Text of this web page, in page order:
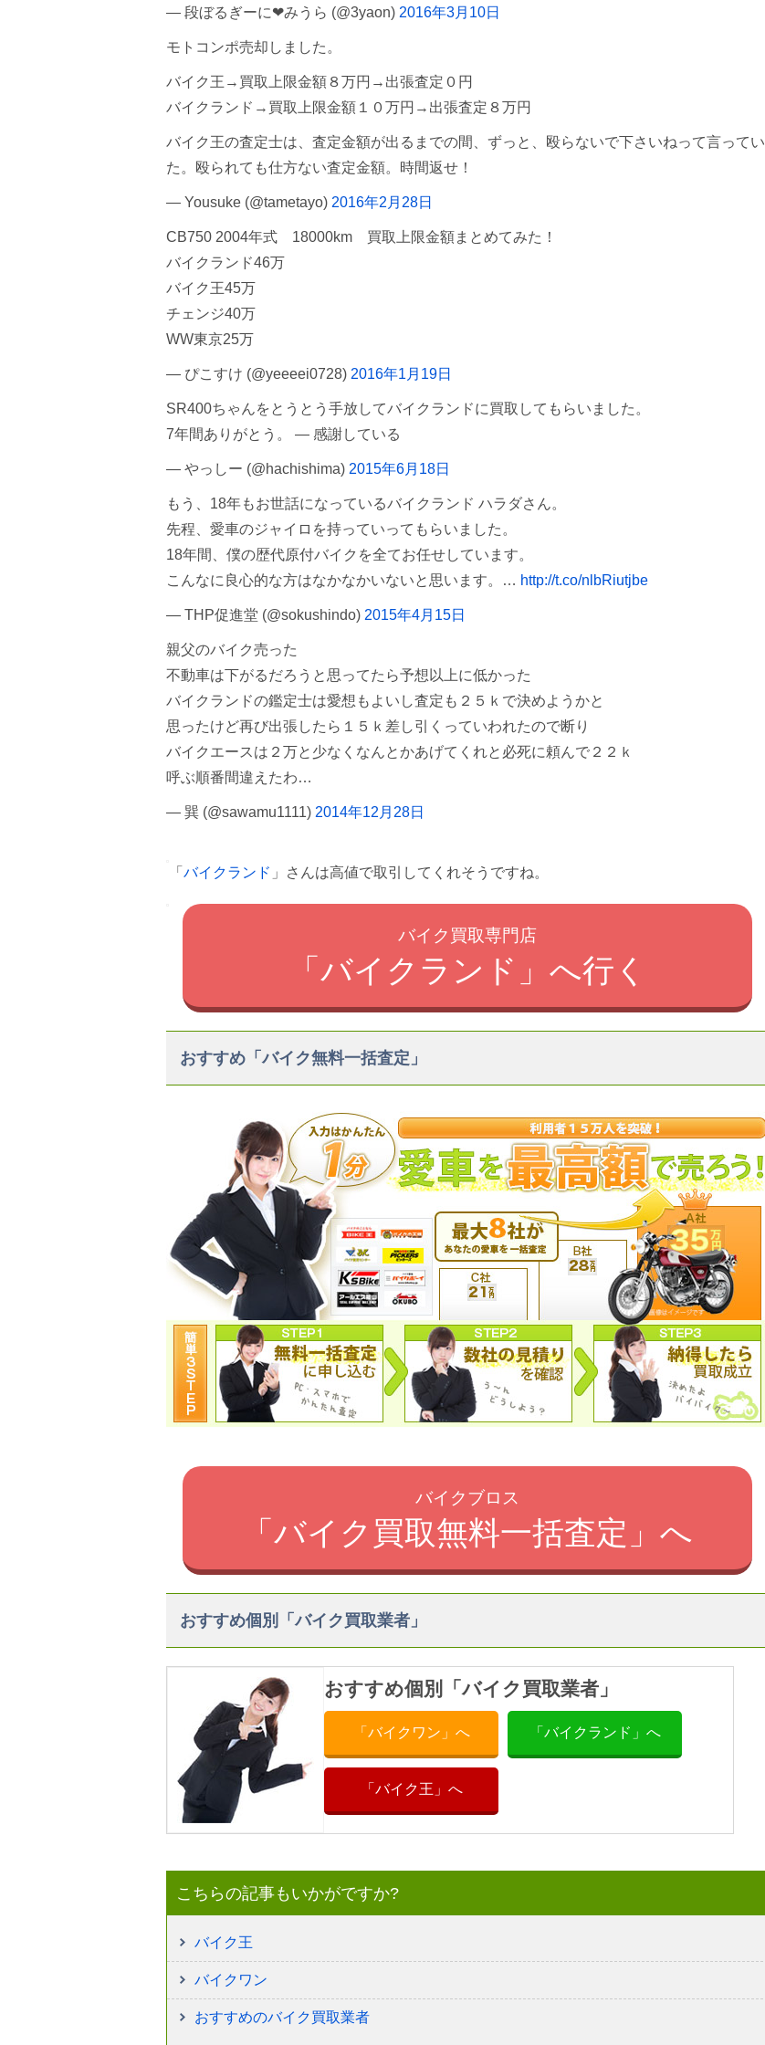
— 段ぼるぎーに❤︎みうら (@3yaon) 2016年3月10日
モトコンポ売却しました。
バイク王→買取上限金額８万円→出張査定０円
バイクランド→買取上限金額１０万円→出張査定８万円
バイク王の査定士は、査定金額が出るまでの間、ずっと、殴らないで下さいねって言ってい
た。殴られても仕方ない査定金額。時間返せ！
— Yousuke (@tametayo) 2016年2月28日
CB750 2004年式 18000km 買取上限金額まとめてみた！
バイクランド46万
バイク王45万
チェンジ40万
WW東京25万
— ぴこすけ (@yeeeei0728) 2016年1月19日
SR400ちゃんをとうとう手放してバイクランドに買取してもらいました。
7年間ありがとう。 — 感謝している
— やっしー (@hachishima) 2015年6月18日
もう、18年もお世話になっているバイクランド ハラダさん。
先程、愛車のジャイロを持っていってもらいました。
18年間、僕の歴代原付バイクを全てお任せしています。
こんなに良心的な方はなかなかいないと思います。… http://t.co/nlbRiutjbe
— THP促進堂 (@sokushindo) 2015年4月15日
親父のバイク売った
不動車は下がるだろうと思ってたら予想以上に低かった
バイクランドの鑑定士は愛想もよいし査定も２５ｋで決めようかと
思ったけど再び出張したら１５ｋ差し引くっていわれたので断り
バイクエースは２万と少なくなんとかあげてくれと必死に頼んで２２ｋ
呼ぶ順番間違えたわ…
— 巽 (@sawamu1111) 2014年12月28日
「 バイクランド 」さんは高値で取引してくれそうですね。
バイク買取専門店
「バイクランド」へ行く
おすすめ「バイク無料一括査定」
バイクブロス
「バイク買取無料一括査定」へ
おすすめ個別「バイク買取業者」
おすすめ個別「バイク買取業者」
「バイクワン」へ 「バイクランド」へ
「バイク王」へ
こちらの記事もいかがですか?
バイク王
バイクワン
おすすめのバイク買取業者